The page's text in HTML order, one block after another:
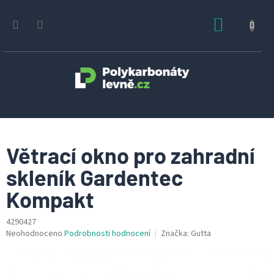
obsah
Větrací okno pro zahradní
skleník Gardentec
Kompakt
4290427
Průměrné
Neohodnoceno Podrobnosti hodnocení Značka: Gutta